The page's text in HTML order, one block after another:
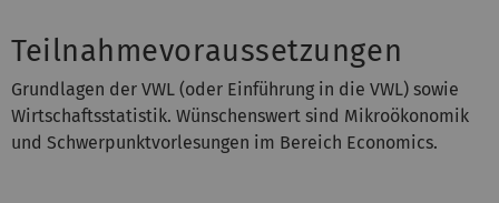
Teilnahmevoraussetzungen
Grundlagen der VWL (oder Einführung in die VWL) sowie
Wirtschaftsstatistik. Wünschenswert sind Mikroökonomik
und Schwerpunktvorlesungen im Bereich Economics.